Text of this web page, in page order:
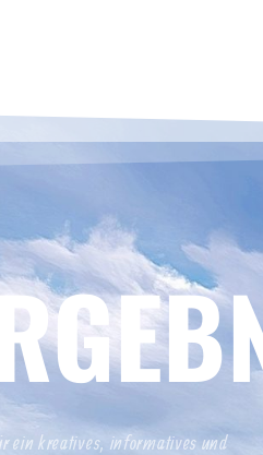
ein kreatives, informatives und